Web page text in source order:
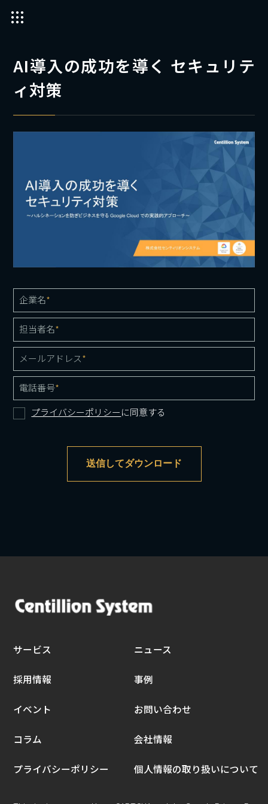
AI導入の成功を導く セキュリテ
ィ対策
企業名*
担当者名*
メールアドレス*
電話番号*
プライバシーポリシーに同意する
サービス ニュース
採用情報 事例
イベント お問い合わせ
コラム 会社情報
プライバシーポリシー 個人情報の取り扱いについて